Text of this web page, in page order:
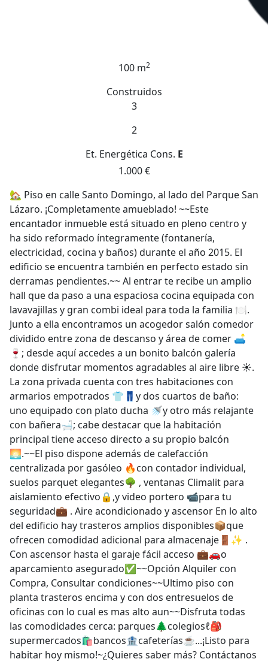
100 m2
Construidos
3
2
Et. Energética Cons. E
1.000 €
🏡 Piso en calle Santo Domingo, al lado del Parque San
Lázaro. ¡Completamente amueblado! ~~Este
encantador inmueble está situado en pleno centro y
ha sido reformado íntegramente (fontanería,
electricidad, cocina y baños) durante el año 2015. El
edificio se encuentra también en perfecto estado sin
derramas pendientes.~~ Al entrar te recibe un amplio
hall que da paso a una espaciosa cocina equipada con
lavavajillas y gran combi ideal para toda la familia 🍽️.
Junto a ella encontramos un acogedor salón comedor
dividido entre zona de descanso y área de comer 🛋️
🍷; desde aquí accedes a un bonito balcón galería
donde disfrutar momentos agradables al aire libre ☀️.
La zona privada cuenta con tres habitaciones con
armarios empotrados 👕👖y dos cuartos de baño:
uno equipado con plato ducha 🚿y otro más relajante
con bañera🛁; cabe destacar que la habitación
principal tiene acceso directo a su propio balcón
🌅.~~El piso dispone además de calefacción
centralizada por gasóleo 🔥con contador individual,
suelos parquet elegantes🌳 , ventanas Climalit para
aislamiento efectivo🔒,y video portero 📹para tu
seguridad💼 . Aire acondicionado y ascensor En lo alto
del edificio hay trasteros amplios disponibles📦que
ofrecen comodidad adicional para almacenaje🚪✨ .
Con ascensor hasta el garaje fácil acceso 💼🚗o
aparcamiento asegurado✅~~Opción Alquiler con
Compra, Consultar condiciones~~Ultimo piso con
planta trasteros encima y con dos entresuelos de
oficinas con lo cual es mas alto aun~~Disfruta todas
las comodidades cerca: parques🌲colegiosℓ🎒
supermercados🛍bancos🏦cafeterías☕...¡Listo para
habitar hoy mismo!~¿Quieres saber más? Contáctanos